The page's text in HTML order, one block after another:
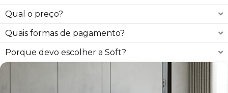
Qual o preço?
Quais formas de pagamento?
Porque devo escolher a Soft?